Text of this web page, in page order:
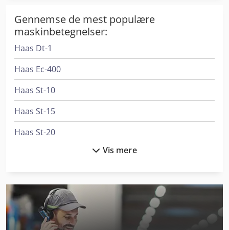
Gennemse de mest populære
maskinbetegnelser:
Haas Dt-1
Haas Ec-400
Haas St-10
Haas St-15
Haas St-20
Haas Tl-1
Haas Tl-2
Vis mere